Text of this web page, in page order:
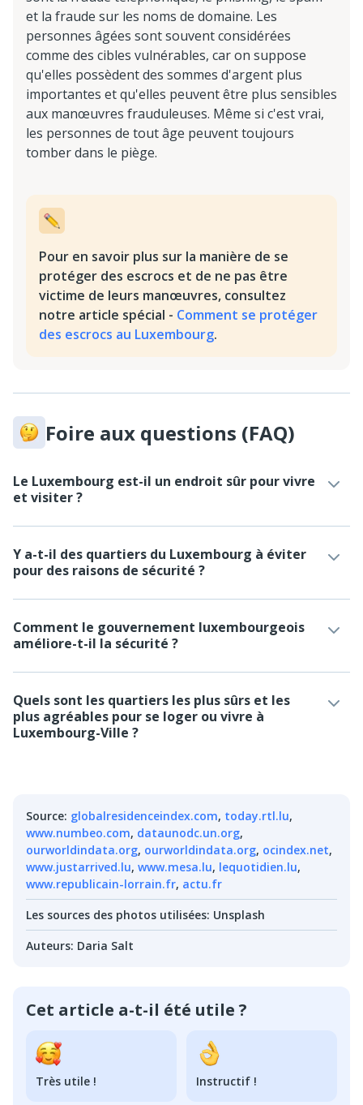
et la fraude sur les noms de domaine. Les
personnes âgées sont souvent considérées
comme des cibles vulnérables, car on suppose
qu'elles possèdent des sommes d'argent plus
importantes et qu'elles peuvent être plus sensibles
aux manœuvres frauduleuses. Même si c'est vrai,
les personnes de tout âge peuvent toujours
tomber dans le piège.
Pour en savoir plus sur la manière de se
protéger des escrocs et de ne pas être
victime de leurs manœuvres, consultez
notre article spécial - Comment se protéger
des escrocs au Luxembourg.
Foire aux questions (FAQ)
Le Luxembourg est-il un endroit sûr pour vivre
et visiter ?
Y a-t-il des quartiers du Luxembourg à éviter
pour des raisons de sécurité ?
Comment le gouvernement luxembourgeois
améliore-t-il la sécurité ?
Quels sont les quartiers les plus sûrs et les
plus agréables pour se loger ou vivre à
Luxembourg-Ville ?
Source: globalresidenceindex.com, today.rtl.lu,
www.numbeo.com, dataunodc.un.org,
ourworldindata.org, ourworldindata.org, ocindex.net,
www.justarrived.lu, www.mesa.lu, lequotidien.lu,
www.republicain-lorrain.fr, actu.fr
Les sources des photos utilisées: Unsplash
Auteurs: Daria Salt
Cet article a-t-il été utile ?
Très utile ! Instructif !